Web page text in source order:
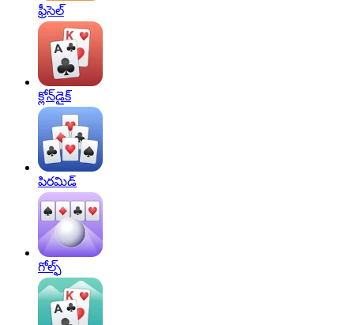
ఫ్రీసెల్‌
క్లోన్‌డైక్
పిరమిడ్‌
గోల్ఫ్‌